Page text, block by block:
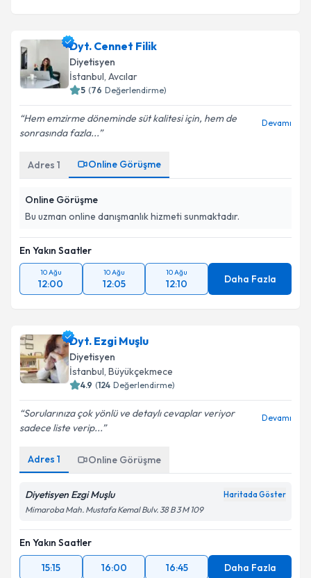
Dyt. Cennet Filik
Diyetisyen
İstanbul, Avcılar
5 (76 Değerlendirme)
Hem emzirme döneminde süt kalitesi için, hem de
sonrasında fazla...
Devamı
Adres 1 Online Görüşme
Online Görüşme
Bu uzman online danışmanlık hizmeti sunmaktadır.
En Yakın Saatler
10 Ağu
12:00
10 Ağu
12:05
10 Ağu
12:10 Daha Fazla
Dyt. Ezgi Muşlu
Diyetisyen
İstanbul, Büyükçekmece
4.9 (124 Değerlendirme)
Sorularınıza çok yönlü ve detaylı cevaplar veriyor
sadece liste verip...
Devamı
Adres 1 Online Görüşme
Diyetisyen Ezgi Muşlu Haritada Göster
Mimaroba Mah. Mustafa Kemal Bulv. 38 B 3 M 109
En Yakın Saatler
15:15
16:00 16:45 Daha Fazla